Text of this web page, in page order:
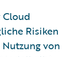
Risiken
von